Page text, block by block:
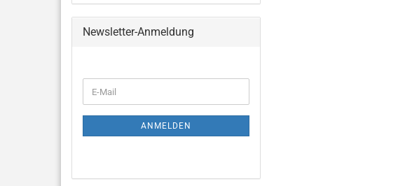
Newsletter-Anmeldung
ANMELDEN